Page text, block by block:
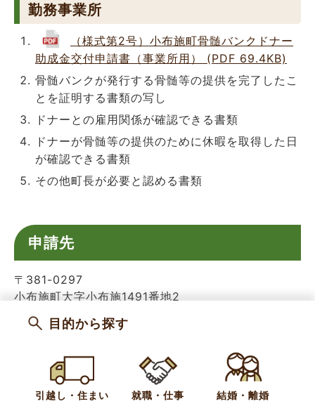
勤務事業所
（様式第2号）小布施町骨髄バンクドナー
助成金交付申請書（事業所用） (PDF 69.4KB)
骨髄バンクが発行する骨髄等の提供を完了したこ
とを証明する書類の写し
ドナーとの雇用関係が確認できる書類
ドナーが骨髄等の提供のために休暇を取得した日
が確認できる書類
その他町長が必要と認める書類
申請先
〒381-0297
小布施町大字小布施1491番地2
小布施町健康福祉課 健康係
お問い合わせ
目的から探す
引越し・住まい 就職・仕事 結婚・離婚